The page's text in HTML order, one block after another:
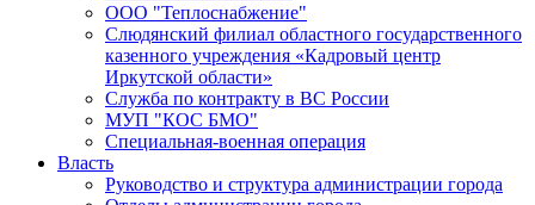
ООО "Теплоснабжение"
Слюдянский филиал областного государственного
казенного учреждения «Кадровый центр
Иркутской области»
Служба по контракту в ВС России
МУП "КОС БМО"
Специальная-военная операция
Власть
Руководство и структура администрации города